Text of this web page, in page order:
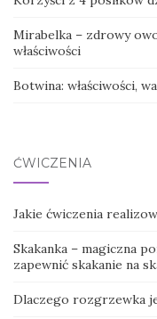
Mirabelka – zdrowy
właściwości
Botwina: właściwości,
ĆWICZENIA
Jakie ćwiczenia
Skakanka – magiczna
zapewnić skakanie na
Dlaczego rozgrzewka